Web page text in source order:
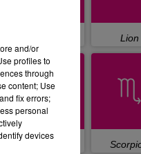
Lion
and/or
profiles to
through
content; Use
fix errors;
personal
devices